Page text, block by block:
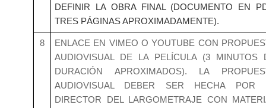
DEFINIR LA OBRA FINAL (DOCUMENTO EN
TRES PÁGINAS APROXIMADAMENTE).
8
ENLACE EN VIMEO O YOUTUBE CON
AUDIOVISUAL DE LA PELÍCULA (3 MINUTOS
DURACIÓN APROXIMADOS). LA
AUDIOVISUAL DEBER SER HECHA POR
DIRECTOR DEL LARGOMETRAJE CON